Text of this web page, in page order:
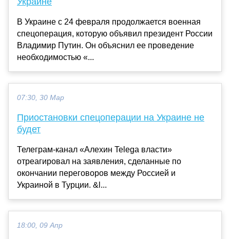
В Украине с 24 февраля продолжается военная
спецоперация, которую объявил президент России
Владимир Путин. Он объяснил ее проведение
необходимостью «...
07:30, 30 Мар
Приостановки спецоперации на Украине не
будет
Телеграм-канал «Алехин Telega власти»
отреагировал на заявления, сделанные по
окончании переговоров между Россией и
Украиной в Турции. &l...
18:00, 09 Апр